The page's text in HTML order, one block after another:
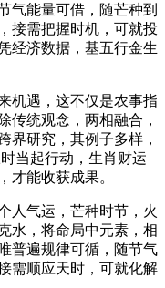
气能量可借，随芒种到
接需把握时机，可就投
经济数据，基五行金生
机遇，这不仅是农事指
传统观念，两相融合，
界研究，其例子多样，
当起行动，生肖财运
才能收获成果。
人气运，芒种时节，火
水，将命局中元素，相
普遍规律可循，随节气
需顺应天时，可就化解